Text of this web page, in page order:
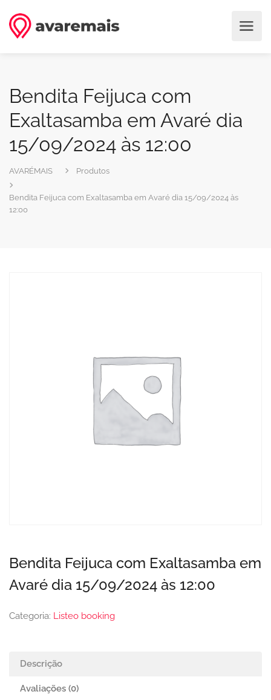
Bendita Feijuca com
Exaltasamba em Avaré dia
15/09/2024 às 12:00
AVARÉMAIS Produtos
Bendita Feijuca com Exaltasamba em Avaré dia 15/09/2024 às
12:00
Bendita Feijuca com Exaltasamba em
Avaré dia 15/09/2024 às 12:00
Categoria: Listeo booking
Descrição
Avaliações (0)